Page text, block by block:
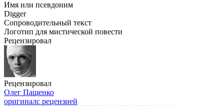
Имя или псевдоним
Digger
Сопроводительный текст
Логотип для мистической повести
Рецензировал
Рецензировал
Олег Пащенко
оригиналс рецензией